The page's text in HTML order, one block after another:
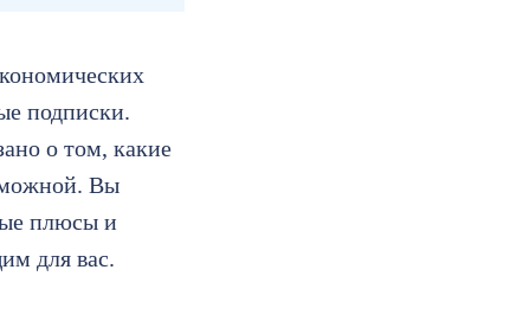
подписки.
о том, какие
Вы
плюсы и
для вас.